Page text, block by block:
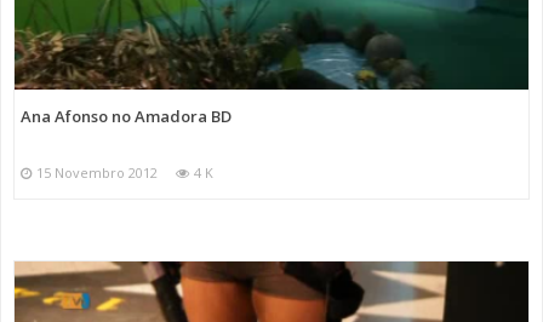
Ana Afonso no Amadora BD
15 Novembro 2012 4 K